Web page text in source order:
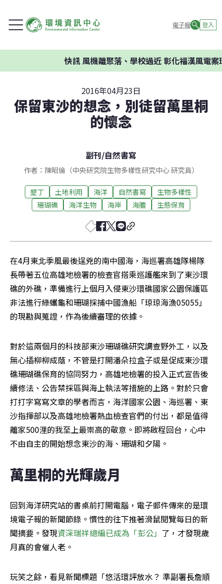
電子報 登入
風機離聚落、學校過近 彰化福漢風電案環委
2016年04月23日
保留東沙的想念，別徒留萬里桐
的懷念
副刊/自然書寫
作者：陳昭倫（中央研究院生物多樣性研究中心 研究員）
墾丁 土地利用 海洋 自然書寫
生物多樣性
珊瑚礁
海洋生物 海岸 海膽 生態保育
在4月東北季風最後逞兇的南中國海，海巡署高雄隊楊隊
長帶著五位高雄地檢署的檢查官搭乘巡護艦來到了東沙環
礁的外礁，準備進行上個月入侵東沙環礁國家公園保護區
非法進行綠蠵龜和珊瑚採捕中國漁船「琼琼海漁05055」
的現勘與蒐證，作為後續審理的依據。
對於這兩個月的科技部東沙珊瑚礁研究調查野外工，以及
無心插柳柳成蔭，不管是打開潘朵拉盒子或是促成東沙環
礁珊瑚礁保育的協同努力，高雄地檢署的投入正式宣告後
續修法、公告禁採區與海上執法等措施的上路。對於只會
打打字寫寫文章的學者而言，海洋國家公園、海巡署、東
沙指揮部以及高雄地檢署熱血檢查官們的付出，都是值得
離家500浬的我至上最崇高的敬意。即將啟程回台，心中
不由自主的開始想念東沙的海、珊瑚和夕陽。
萬里桐的光輝歲月
回到海洋研究站的書桌前打開電腦，電子郵件傳來的是環
境電子報的新聞節錄。慣性的往下推著滑鼠閱覽每日的新
聞摘要。發現資深瑞祥總編已成為「彭公」 了，才發現歲
月真的會催人老。
玩笑之餘，看見新聞標題「悠活環評放水？ 準副署長詹順